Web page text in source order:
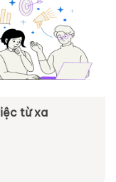
từ xa